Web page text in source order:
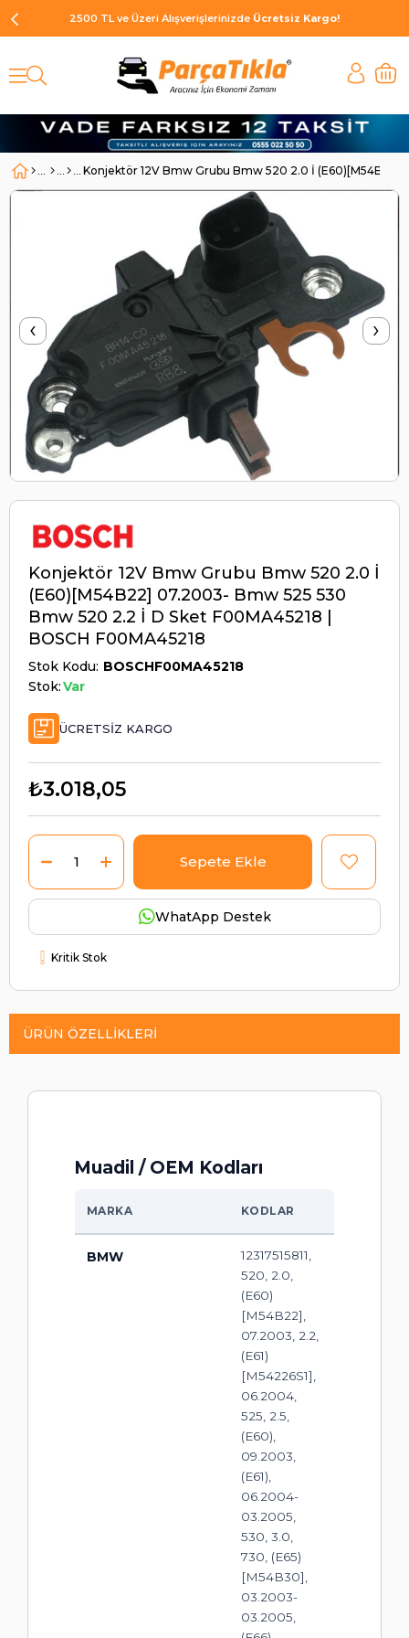
2500 TL ve Üzeri Alışverişlerinizde Ücretsiz Kargo!
Konjektör 12V Bmw Grubu Bmw 520 2.0 İ (E60)[M54B22]
‹ ›
Konjektör 12V Bmw Grubu Bmw 520 2.0 İ
(E60)[M54B22] 07.2003- Bmw 525 530
Bmw 520 2.2 İ D Sket F00MA45218 |
BOSCH F00MA45218
Stok Kodu BOSCHF00MA45218
Stok:Var
ÜCRETSIZ KARGO
₺3.018,05
WhatApp Destek
Kritik Stok
ÜRÜN ÖZELLIKLERI
Muadil / OEM Kodları
MARKA KODLAR
BMW
12317515811,
520, 2.0,
(E60)
[M54B22],
07.2003, 2.2,
(E61)
[M54226S1],
06.2004,
525, 2.5,
(E60),
09.2003,
(E61),
06.2004-
03.2005,
530, 3.0,
730, (E65)
[M54B30],
03.2003-
03.2005,